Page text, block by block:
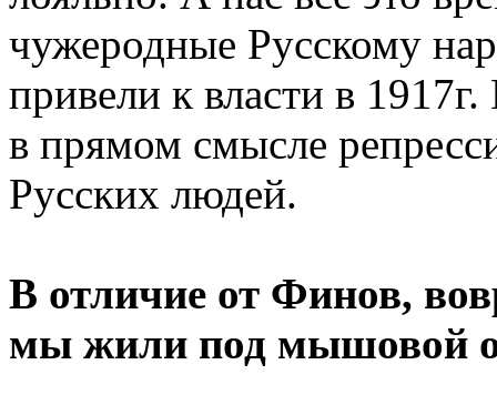
чужеродные Русскому
привели к власти в
в прямом смысле
Русских людей.
В отличие от Финов,
мы жили под мышовой